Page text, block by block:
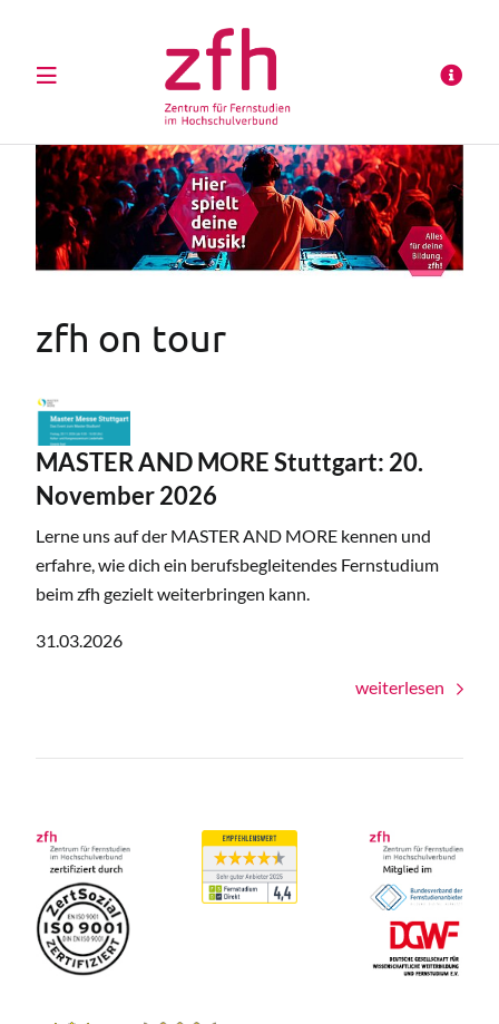
zfh on tour
MASTER AND MORE Stuttgart: 20.
November 2026
Lerne uns auf der MASTER AND MORE kennen und
erfahre, wie dich ein berufsbegleitendes Fernstudium
beim zfh gezielt weiterbringen kann.
31.03.2026
weiterlesen